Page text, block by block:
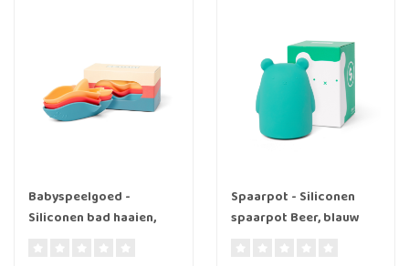
Babyspeelgoed -
Siliconen bad haaien,
Spaarpot - Siliconen
spaarpot Beer, blauw